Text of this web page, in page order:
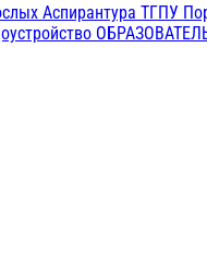
Аспирантура ТГПУ